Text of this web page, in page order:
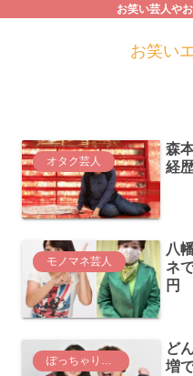
お笑い芸人や
お笑い
オタク芸人
森
経
モノマネ芸人
八
ネ
円
ぽっちゃり芸人
ど
増